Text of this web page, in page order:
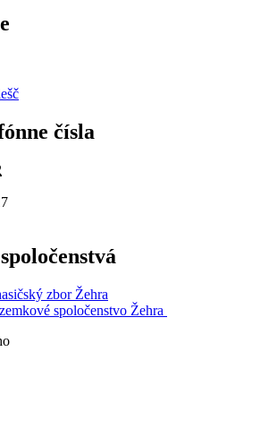
čísla
zbor Žehra
spoločenstvo Žehra